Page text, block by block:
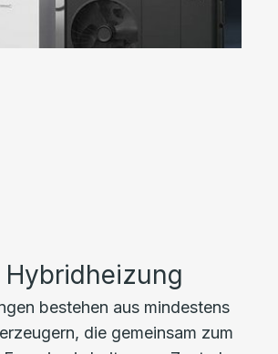
Hybridheizung
bestehen aus mindestens
die gemeinsam zum